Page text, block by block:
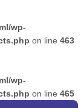
wp-
on line 463
wp-
on line 465